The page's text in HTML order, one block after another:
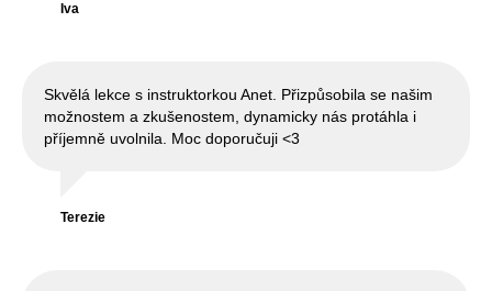
Iva
Skvělá lekce s instruktorkou Anet. Přizpůsobila se našim
možnostem a zkušenostem, dynamicky nás protáhla i
příjemně uvolnila. Moc doporučuji <3
Terezie